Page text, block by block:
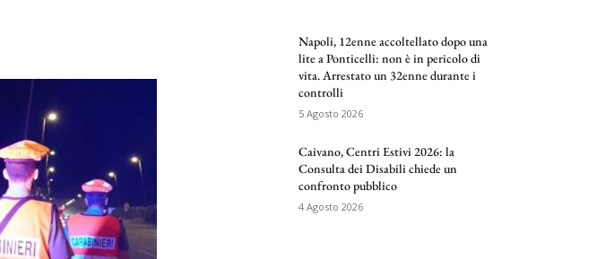
Napoli, 12enne accoltellato dopo una
lite a Ponticelli: non è in pericolo di
vita. Arrestato un 32enne durante i
controlli
5 Agosto 2026
Caivano, Centri Estivi 2026: la
Consulta dei Disabili chiede un
confronto pubblico
4 Agosto 2026